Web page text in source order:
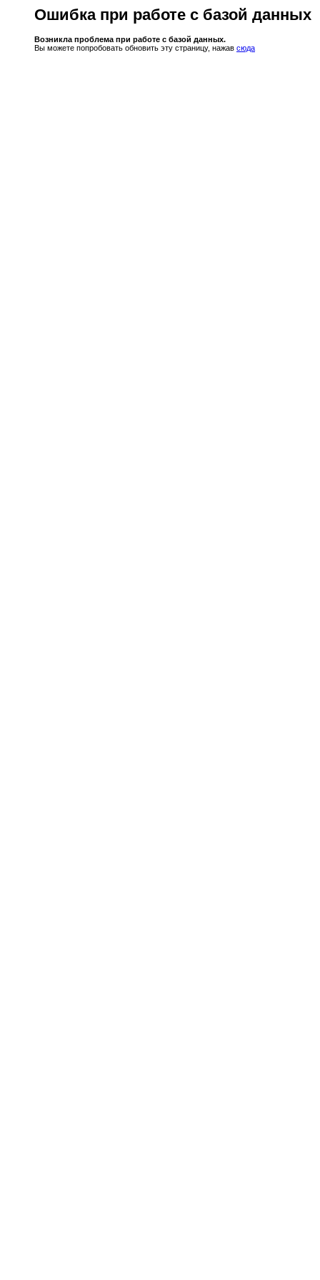
Ошибка при работе с базой данных
Возникла проблема при работе с базой данных.
Вы можете попробовать обновить эту страницу, нажав сюда